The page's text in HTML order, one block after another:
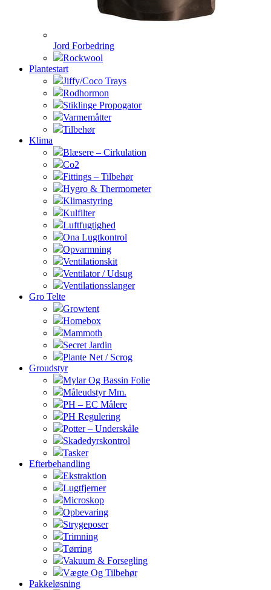
Jord Forbedring
Rockwool
Plantestart
Jiffy/Coco Trays
Rodhormon
Stiklinge Propogator
Varmemåtter
Tilbehør
Klima
Blæsere – Cirkulation
Co2
Fittings – Tilbehør
Hygro & Thermometer
Klimastyring
Kulfilter
Luftfugtighed
Ona Lugtkontrol
Opvarmning
Ventilationskit
Ventilator / Udsug
Ventilationsslanger
Gro Telte
Growtent
Homebox
Mammoth
Secret Jardin
Plante Net / Scrog
Groudstyr
Mylar Og Bassin Folie
Måleudstyr Mm.
PH – EC Målere
PH Regulering
Potter – Underskåle
Skadedyrskontrol
Tasker
Efterbehandling
Ekstraktion
Lugtfjerner
Microskop
Opbevaring
Strygeposer
Trimning
Tørring
Vakuum & Forsegling
Vægte Og Tilbehør
Pakkeløsning